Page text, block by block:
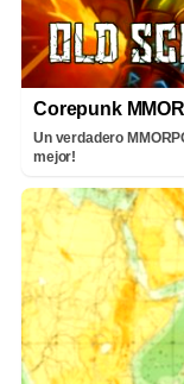
Corepunk
Un verdadero
mejor!